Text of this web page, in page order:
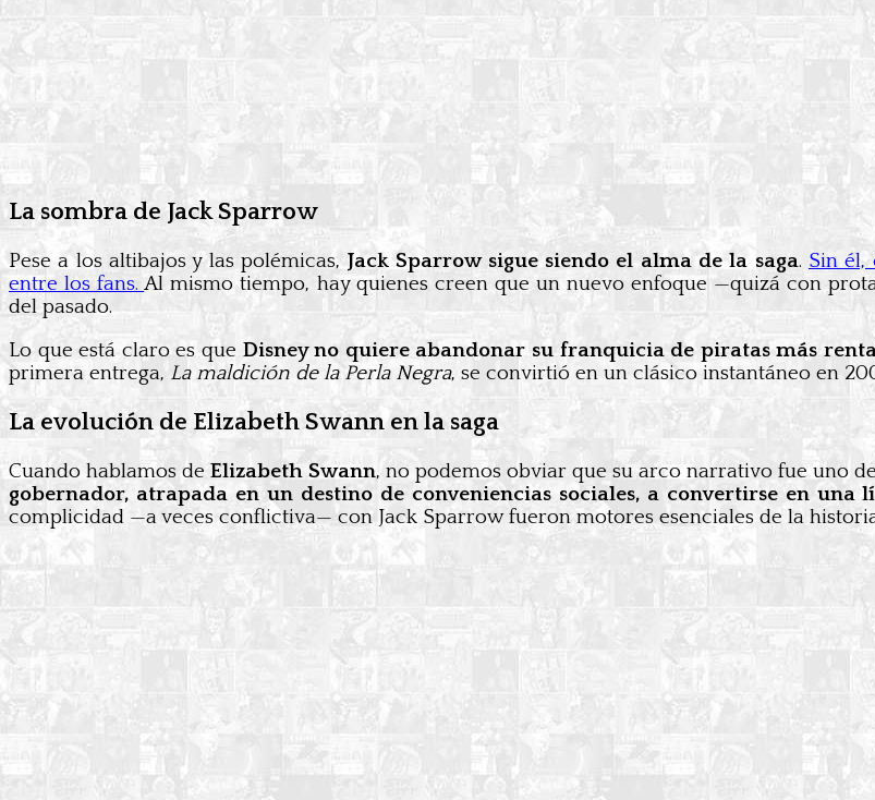
La sombra de Jack Sparrow
Pese a los altibajos y las polémicas, Jack Sparrow sigue siendo el alma de la saga. Sin él,
entre los fans.Al mismo tiempo, hay quienes creen que un nuevo enfoque —quizá con
del pasado.
Lo que está claro es que Disney no quiere abandonar su franquicia de piratas más
primera entrega, La maldición de la Perla Negra, se convirtió en un clásico instantáneo en
La evolución de Elizabeth Swann en la saga
Cuando hablamos deElizabeth Swann, no podemos obviar que su arco narrativo fue uno
gobernador, atrapada en un destino de conveniencias sociales, a convertirse en
complicidad —a veces conflictiva— con Jack Sparrow fueron motores esenciales de la